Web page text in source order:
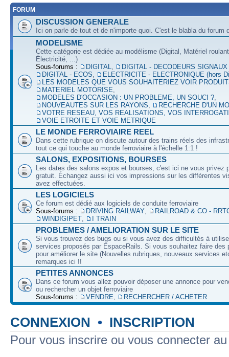
FORUM
DISCUSSION GENERALE
Ici on parle de tout et de n'importe quoi. C'est le blabla du forum
MODELISME
Cette catégorie est dédiée au modélisme (Digital, Matériel
Électricité, ...)
Sous-forums :
DIGITAL,
DIGITAL - DECODEURS
DIGITAL - ECOS,
ELECTRICITE - ELECTRONIQUE (hors
LES MODELES QUE VOUS SOUHAITERIEZ VOIR
MATERIEL MOTORISE,
MODELES D'OCCASION : UN PROBLEME, UN SOUCI ?,
NOUVEAUTES SUR LES RAYONS,
RECHERCHE D'UN
VOTRE RESEAU, VOS REALISATIONS, VOS
VOIE ETROITE ET VOIE METRIQUE
LE MONDE FERROVIAIRE REEL
Dans cette rubrique on discute autour des trains réels des
tout ce qui touche au monde ferroviaire à l'échelle 1:1 !
SALONS, EXPOSITIONS, BOURSES
Les dates des salons expos et bourses, c'est ici ne vous privez
gratuit. Échangez aussi ici vos impressions sur les différentes
avez effectuées.
LES LOGICIELS
Ce forum est dédié aux logiciels de conduite ferroviaire
Sous-forums :
DRIVING RAILWAY,
RAILROAD & CO -
WINDIGIPET, I TRAIN
PROBLEMES / AMELIORATION SUR LE SITE
Si vous trouvez des bugs ou si vous avez des difficultés à
services proposés par EspaceRails. Si vous souhaitez faire des
pour améliorer le site (Nouvelles rubriques, nouveaux services
remarques ici !!
PETITES ANNONCES
Dans ce forum vous allez pouvoir déposer une annonce pour
ou rechercher un objet ferroviaire
Sous-forums :
VENDRE, RECHERCHER / ACHETER
CONNEXION • INSCRIPTION
Pour vous inscrire ou vous connecter